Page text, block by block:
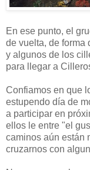
En ese punto, el
de vuelta, de forma
y algunos de los
para llegar a
Confiamos en que
estupendo día de
a participar en
ellos le entre "el
caminos aún están
cruzarnos con